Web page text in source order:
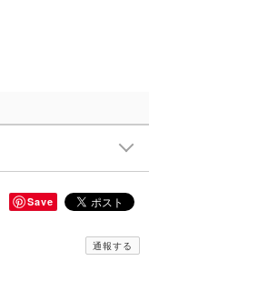
Save
通報する